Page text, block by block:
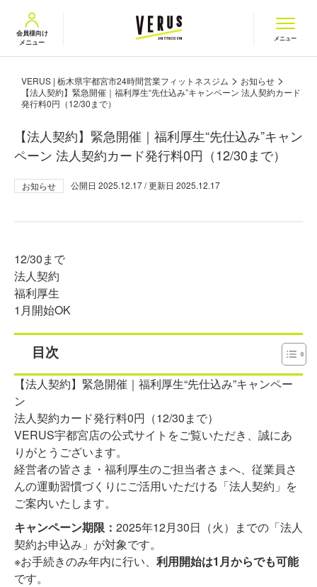
VERUS ヴェルス
会員様向け
メニュー
メニュー
VERUS | 栃木県宇都宮市24時間営業フィットネスジム > お知らせ >
【法人契約】緊急開催｜福利厚生“先仕込み”キャンペーン 法人契約カード
発行料0円（12/30まで）
【法人契約】緊急開催｜福利厚生“先仕込み”キャン
ペーン 法人契約カード発行料0円（12/30まで）
お知らせ 公開日 2025.12.17/ 更新日 2025.12.17
12/30まで
法人契約
福利厚生
1月開始OK
目次
【法人契約】緊急開催｜福利厚生“先仕込み”キャンペー
ン
法人契約カード発行料0円（12/30まで）
VERUS宇都宮店の公式サイトをご覧いただき、誠にあ
りがとうございます。
経営者の皆さま・福利厚生のご担当者さまへ、従業員さ
んの運動習慣づくりにご活用いただける「法人契約」を
ご案内いたします。
キャンペーン期限： 2025年12月30日（火）までの「法人
契約お申込み」が対象です。
※お手続きのみ年内に行い、 利用開始は1月からでも可能
です。